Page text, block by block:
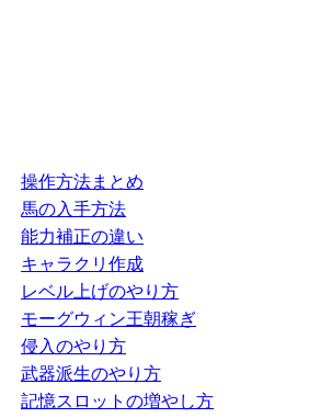
操作方法まとめ
馬の入手方法
能力補正の違い
キャラクリ作成
レベル上げのやり方
モーグウィン王朝稼ぎ
侵入のやり方
武器派生のやり方
記憶スロットの増やし方